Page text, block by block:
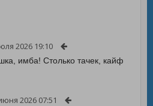
2026 19:10
имба! Столько тачек, кайф
2026 07:51